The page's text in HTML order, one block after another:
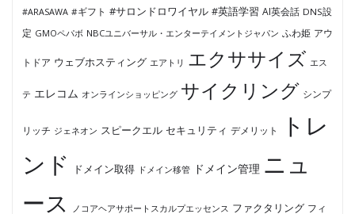
#ARASAWA #ギフト #サロンドロワイヤル #英語学習 AI英会話 DNS設
定 GMOペパボ NBCユニバーサル・エンターテイメントジャパン ふわ姫 アウ
トドア ウェブホスティング エアトリ エクササイズ エス
テ エレコム オンラインショッピング サイクリング シンプ
リッチ ジェネオン スピークエル セキュリティ デメリット
トレ
ンド
ドメイン取得 ドメイン移管 ドメイン管理 ニュ
ース
ノコアヘアサポートスカルプエッセンス ファクタリング フィ